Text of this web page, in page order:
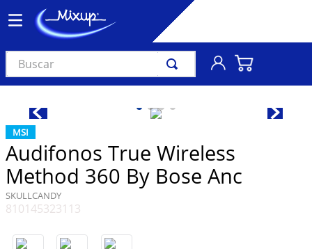
Buscar
MSI
Audifonos True Wireless
Method 360 By Bose Anc
SKULLCANDY
810145323113
3.
audífonos
4.
madonna
5.
ariana grande
6.
bts